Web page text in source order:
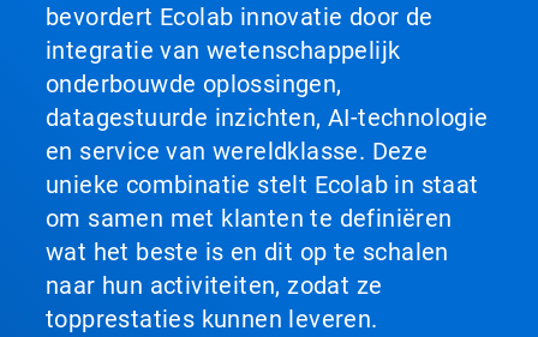
bevordert Ecolab innovatie door de
integratie van wetenschappelijk
onderbouwde oplossingen,
datagestuurde inzichten, AI-technologie
en service van wereldklasse. Deze
unieke combinatie stelt Ecolab in staat
om samen met klanten te definiëren
wat het beste is en dit op te schalen
naar hun activiteiten, zodat ze
topprestaties kunnen leveren.